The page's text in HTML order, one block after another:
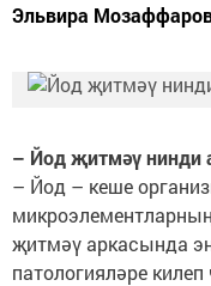
Эльвира
– Йод җитмәү нинди
– Йод – кеше
җитмәү аркасында
патологияләре